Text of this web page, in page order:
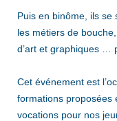
Puis en binôme, ils se
les métiers de
d’art et graphiques …
Cet événement est
formations proposées
vocations pour nos